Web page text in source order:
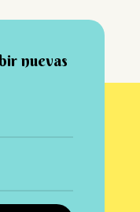
nuevas